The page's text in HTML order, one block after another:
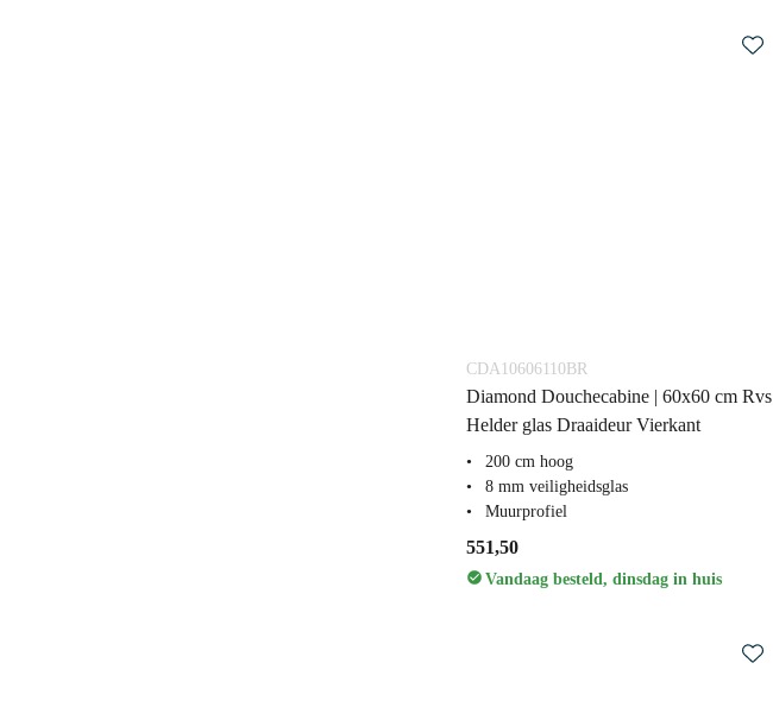
CDA10606110BR
Diamond Douchecabine | 60x60 cm Rvs
Helder glas Draaideur Vierkant
200 cm hoog
8 mm veiligheidsglas
Muurprofiel
551,50
Vandaag besteld, dinsdag in huis